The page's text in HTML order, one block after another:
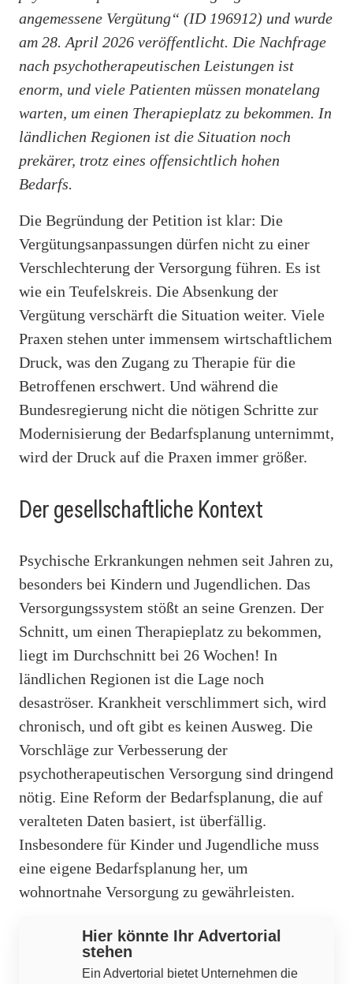
angemessene Vergütung“ (ID 196912) und wurde
am 28. April 2026 veröffentlicht. Die Nachfrage
nach psychotherapeutischen Leistungen ist
enorm, und viele Patienten müssen monatelang
warten, um einen Therapieplatz zu bekommen. In
ländlichen Regionen ist die Situation noch
prekärer, trotz eines offensichtlich hohen
Bedarfs.
Die Begründung der Petition ist klar: Die
Vergütungsanpassungen dürfen nicht zu einer
Verschlechterung der Versorgung führen. Es ist
wie ein Teufelskreis. Die Absenkung der
Vergütung verschärft die Situation weiter. Viele
Praxen stehen unter immensem wirtschaftlichem
Druck, was den Zugang zu Therapie für die
Betroffenen erschwert. Und während die
Bundesregierung nicht die nötigen Schritte zur
Modernisierung der Bedarfsplanung unternimmt,
wird der Druck auf die Praxen immer größer.
Der gesellschaftliche Kontext
Psychische Erkrankungen nehmen seit Jahren zu,
besonders bei Kindern und Jugendlichen. Das
Versorgungssystem stößt an seine Grenzen. Der
Schnitt, um einen Therapieplatz zu bekommen,
liegt im Durchschnitt bei 26 Wochen! In
ländlichen Regionen ist die Lage noch
desaströser. Krankheit verschlimmert sich, wird
chronisch, und oft gibt es keinen Ausweg. Die
Vorschläge zur Verbesserung der
psychotherapeutischen Versorgung sind dringend
nötig. Eine Reform der Bedarfsplanung, die auf
veralteten Daten basiert, ist überfällig.
Insbesondere für Kinder und Jugendliche muss
eine eigene Bedarfsplanung her, um
wohnortnahe Versorgung zu gewährleisten.
Hier könnte Ihr Advertorial
stehen
Ein Advertorial bietet Unternehmen die